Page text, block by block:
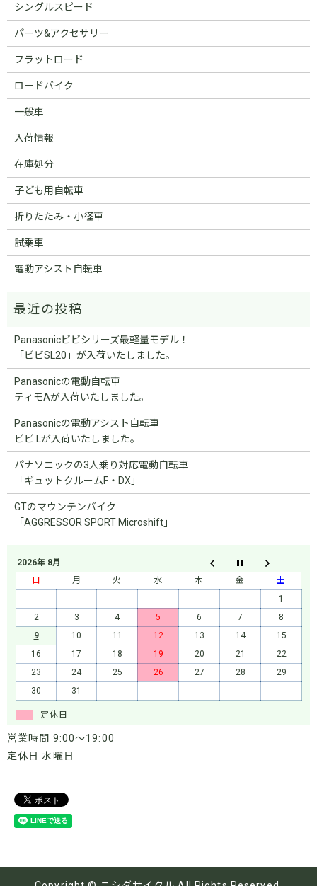
シングルスピード
パーツ&アクセサリー
フラットロード
ロードバイク
一般車
入荷情報
在庫処分
子ども用自転車
折りたたみ・小径車
試乗車
電動アシスト自転車
Panasonicビビシリーズ最軽量モデル！
「ビビSL20」が入荷いたしました。
Panasonicの電動自転車
ティモAが入荷いたしました。
Panasonicの電動アシスト自転車
ビビ Lが入荷いたしました。
パナソニックの3人乗り対応電動自転車
「ギュットクルームF・DX」
GTのマウンテンバイク
「AGGRESSOR SPORT Microshift」
2026年 8月
日
月 火 水 木 金
土
1
2
3 4 5 6 7
8
9
10 11 12 13 14
15
16
17 18 19 20 21
22
23
24 25 26 27 28
29
30
31
定休日
営業時間 9:00～19:00
定休日 水曜日